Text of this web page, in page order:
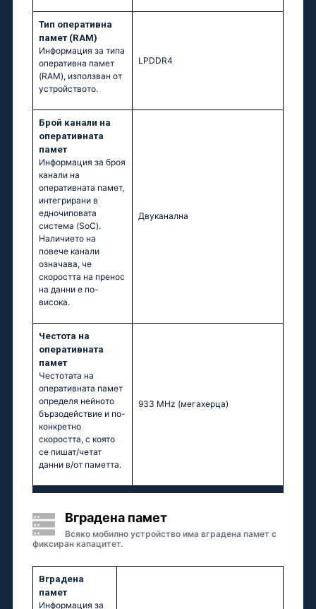
Тип оперативна
памет (RAM)
Информация за типа
оперативна памет
(RAM), използван от
устройството.
LPDDR4
Брой канали на
оперативната
памет
Информация за броя
канали на
оперативната памет,
интегрирани в
едночиповата
система (SoC).
Наличието на
повече канали
означава, че
скоростта на пренос
на данни е по-
висока.
Двуканална
Честота на
оперативната
памет
Честотата на
оперативната памет
определя нейното
бързодействие и по-
конкретно
скоростта, с която
се пишат/четат
данни в/от паметта.
933 MHz (мегахерца)
Вградена памет
Всяко мобилно устройство има вградена памет с
фиксиран капацитет.
Вградена
памет
Информация за